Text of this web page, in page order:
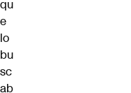
qu
e
lo
bu
sc
ab